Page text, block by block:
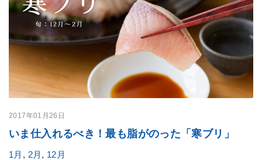
2017年01月26日
いま仕入れるべき！最も脂がのった「寒ブリ」
1月 , 2月 , 12月